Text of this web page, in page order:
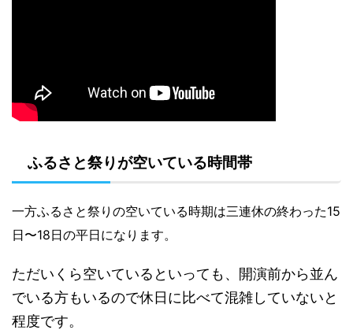
ふるさと祭りが空いている時間帯
一方ふるさと祭りの空いている時期は三連休の終わった15
日〜18日の平日になります。
ただいくら空いているといっても、開演前から並ん
でいる方もいるので休日に比べて混雑していないと
程度です。